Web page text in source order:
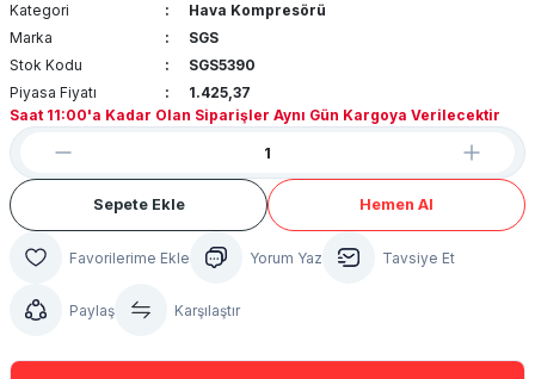
Kategori
Hava Kompresörü
Marka
SGS
Stok Kodu
SGS5390
Piyasa Fiyatı
1.425,37
Saat 11:00'a Kadar Olan Siparişler Aynı Gün Kargoya Verilecektir
Sepete Ekle Hemen Al
Yorum Yaz Tavsiye Et
Paylaş Karşılaştır